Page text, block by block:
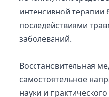
интенсивной терапии
последействиями
заболеваний.
Восстановительная
самостоятельное
науки и